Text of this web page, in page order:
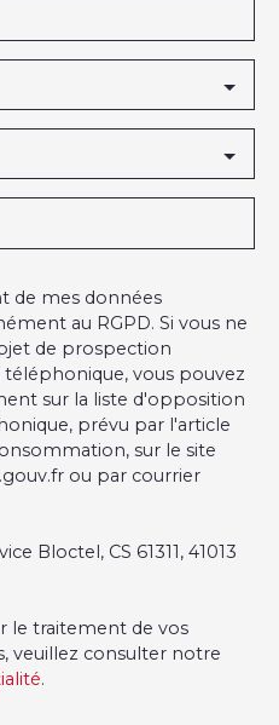
de mes données
au RGPD. Si vous ne
de prospection
vous pouvez
sur la liste d'opposition
prévu par l'article
sur le site
ou par courrier
Bloctel, CS 61311, 41013
le traitement de vos
veuillez consulter notre
.